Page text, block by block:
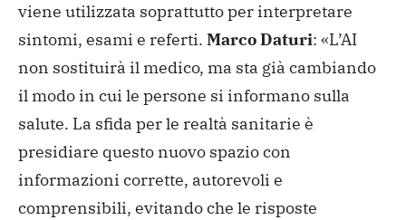
viene utilizzata soprattutto per interpretare
sintomi, esami e referti. Marco Daturi: «L’AI
non sostituirà il medico, ma sta già cambiando
il modo in cui le persone si informano sulla
salute. La sfida per le realtà sanitarie è
presidiare questo nuovo spazio con
informazioni corrette, autorevoli e
comprensibili, evitando che le risposte